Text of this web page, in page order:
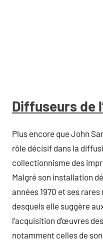
Diffuseurs de
Plus encore que John
rôle décisif dans la
collectionnisme des
Malgré son installation
années 1970 et ses
desquels elle suggère
l’acquisition d’œuvres des
notamment celles de